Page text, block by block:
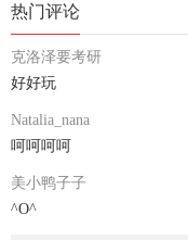
热门评论
克洛泽要考研
好好玩
Natalia_nana
呵呵呵呵
美小鸭子子
^O^